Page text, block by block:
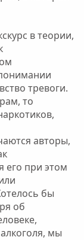
в теории,
тревоги.
то
авторы,
его при этом
бы
об
мы